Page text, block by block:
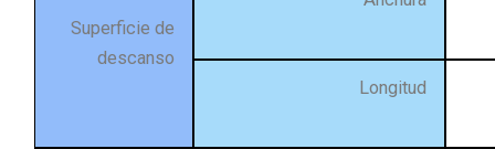
Superficie de
descanso
Longitud